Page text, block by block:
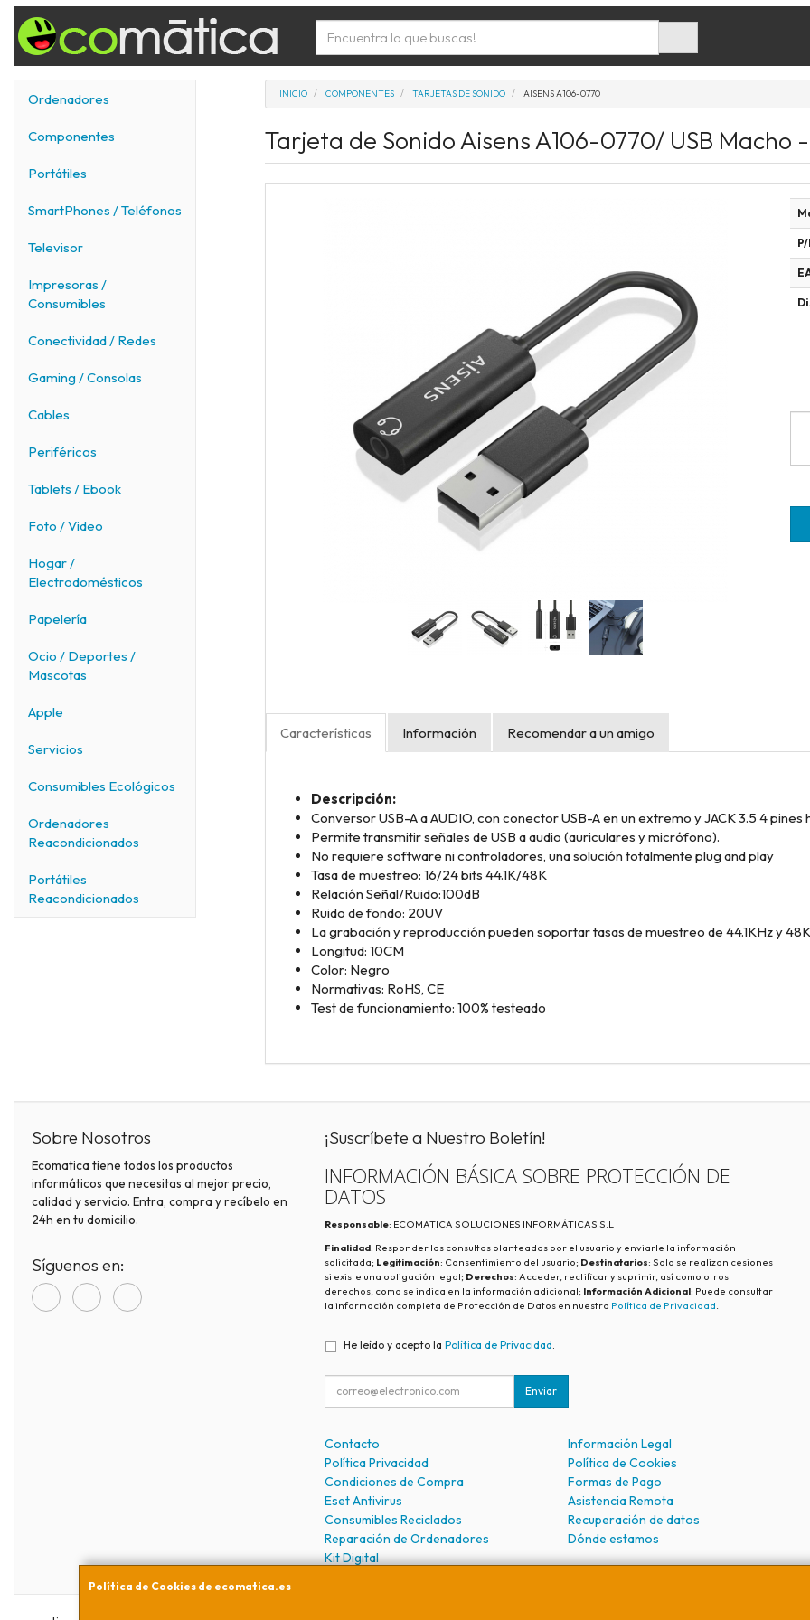
Ordenadores
Componentes
Portátiles
SmartPhones / Teléfonos
Televisor
Impresoras /
Consumibles
Conectividad / Redes
Gaming / Consolas
Cables
Periféricos
Tablets / Ebook
Foto / Video
Hogar /
Electrodomésticos
Papelería
Ocio / Deportes /
Mascotas
Apple
Servicios
Consumibles Ecológicos
Ordenadores
Reacondicionados
Portátiles
Reacondicionados
INICIO COMPONENTES TARJETAS DE SONIDO AISENS A106-0770
Tarjeta de Sonido Aisens A106-0770/ USB Macho
Características Información Recomendar a un amigo
Descripción:
Conversor USB-A a AUDIO, con conector USB-A en un extremo y JACK 3.5 4 pines
Permite transmitir señales de USB a audio (auriculares y micrófono).
No requiere software ni controladores, una solución totalmente plug and play
Tasa de muestreo: 16/24 bits 44.1K/48K
Relación Señal/Ruido:100dB
Ruido de fondo: 20UV
La grabación y reproducción pueden soportar tasas de muestreo de 44.1KHz y
Longitud: 10CM
Color: Negro
Normativas: RoHS, CE
Test de funcionamiento: 100% testeado
Política de Cookies de ecomatica.es
Sobre Nosotros
Ecomatica tiene todos los productos
informáticos que necesitas al mejor precio,
calidad y servicio. Entra, compra y recíbelo en
24h en tu domicilio.
Síguenos en:
¡Suscríbete a Nuestro Boletín!
INFORMACIÓN BÁSICA SOBRE PROTECCIÓN DE
DATOS
Responsable: ECOMATICA SOLUCIONES INFORMÁTICAS S.L
Finalidad: Responder las consultas planteadas por el usuario y enviarle la información
solicitada; Legitimación: Consentimiento del usuario; Destinatarios: Solo se realizan cesiones
si existe una obligación legal; Derechos: Acceder, rectificar y suprimir, así como otros
derechos, como se indica en la información adicional; Información Adicional: Puede consultar
la información completa de Protección de Datos en nuestra Política de Privacidad.
He leído y acepto la Política de Privacidad
Enviar
Contacto
Información Legal
Política Privacidad
Política de Cookies
Condiciones de Compra
Formas de Pago
Eset Antivirus
Asistencia Remota
Consumibles Reciclados
Recuperación de datos
Reparación de Ordenadores
Dónde estamos
Kit Digital